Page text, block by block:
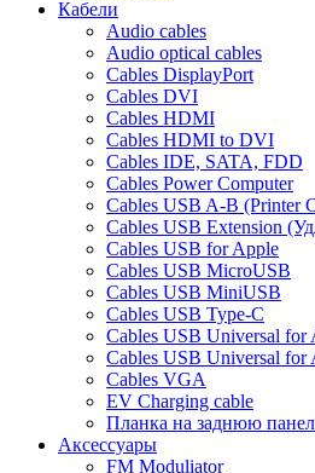
Кабели
Audio cables
Audio optical cables
Cables DisplayPort
Cables DVI
Cables HDMI
Cables HDMI to DVI
Cables IDE, SATA, FDD
Cables Power Computer
Cables USB A-B (Printer
Cables USB Extension
Cables USB for Apple
Cables USB MicroUSB
Cables USB MiniUSB
Cables USB Type-C
Cables USB Universal
Cables USB Universal
Cables VGA
EV Charging cable
Планка на заднюю
Аксессуары
FM Moduliator